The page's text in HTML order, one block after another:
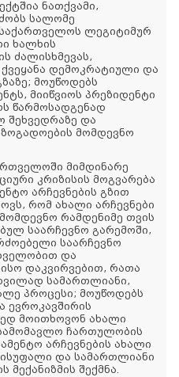
ნათქვამი,
სალომე
ლეგიტიმურ
ხალხის
ძალისხმევას,
დემოკრატიული და
მოუწოდებს
მიიწვიოს პრეზიდენტი
წარმოსადგენად
შეხვედრაზე და
მომდევნო
მიმდინარე
კრიზისის მოგვარება
არჩევნების გზით
რომ ახალი არჩევნები
რამდენიმე თვის
საარჩევნო გარემოში,
საარჩევნო
და
დაკვირვებით, რათა
სამართლიანი,
პროცესი; მოუწოდებს
ევროკავშირის
მოითხოვონ ახალი
ჩართულობის
არჩევნების ახალი
და სამართლიანი
მექანიზმის შექმნა.